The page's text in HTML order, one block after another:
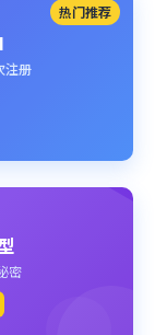
热门推荐
注册
密